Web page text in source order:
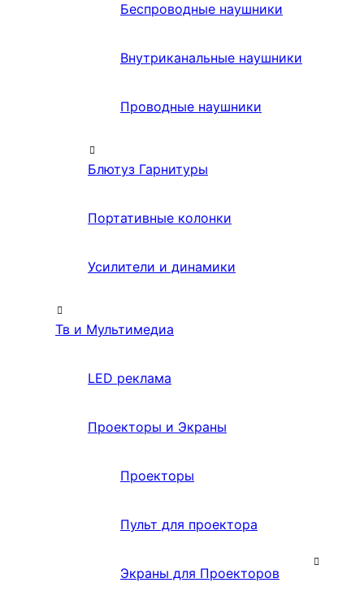
Беспроводные наушники
Внутриканальные наушники
Проводные наушники
Блютуз Гарнитуры
Портативные колонки
Усилители и динамики
Тв и Мультимедиа
LED реклама
Проекторы и Экраны
Проекторы
Пульт для проектора
Экраны для Проекторов